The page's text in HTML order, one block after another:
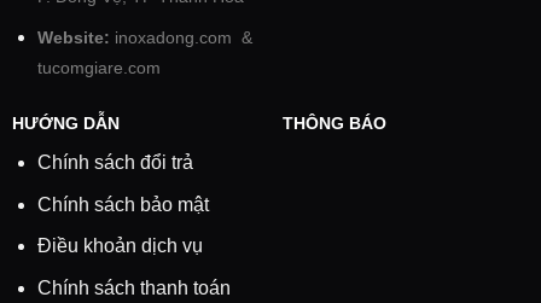
Website: inoxadong.com &
tucomgiare.com
HƯỚNG DẪN
Chính sách đổi trả
Chính sách bảo mật
Điều khoản dịch vụ
Chính sách thanh toán
THÔNG BÁO